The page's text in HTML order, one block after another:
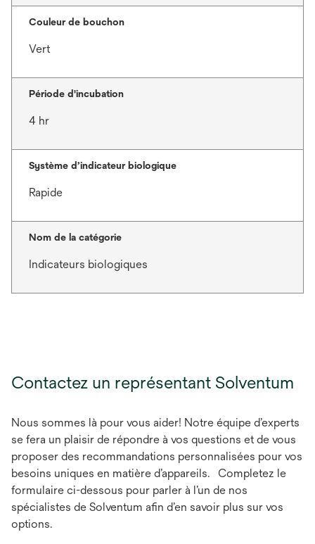
Couleur de bouchon
Vert
Période d'incubation
4 hr
Système d’indicateur biologique
Rapide
Nom de la catégorie
Indicateurs biologiques
Contactez un représentant Solventum
Nous sommes là pour vous aider! Notre équipe d’experts
se fera un plaisir de répondre à vos questions et de vous
proposer des recommandations personnalisées pour vos
besoins uniques en matière d’appareils. Completez le
formulaire ci-dessous pour parler à l’un de nos
spécialistes de Solventum afin d’en savoir plus sur vos
options.